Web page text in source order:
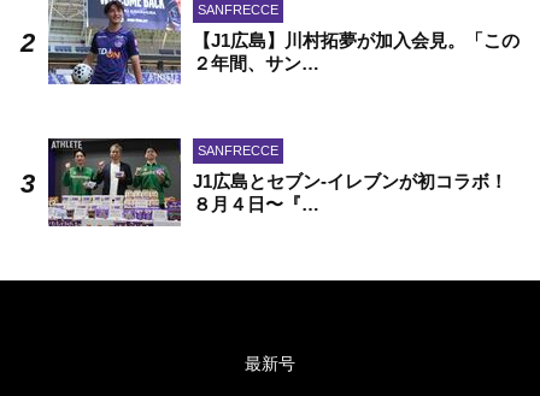
SANFRECCE
【J1広島】川村拓夢が加入会見。「この
２年間、サン…
SANFRECCE
J1広島とセブン-イレブンが初コラボ！
８月４日〜『…
最新号